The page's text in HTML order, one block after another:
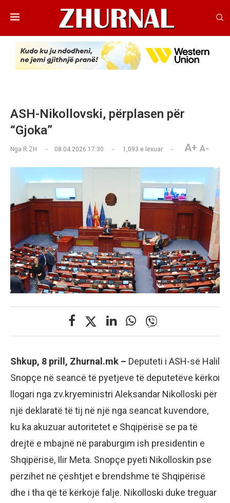
ASH-Nikollovski, përplasen për
“Gjoka”
Nga R.ZH 08.04.2026 17:30 1,093 e lexuar A+ A-
Shkup, 8 prill, Zhurnal.mk – Deputeti i ASH-së Halil
Snopçe në seancë të pyetjeve të deputetëve kërkoi
llogari nga zv.kryeministri Aleksandar Nikolloski për
një deklaratë të tij në një nga seancat kuvendore,
ku ka akuzuar autoritetet e Shqipërisë se pa të
drejtë e mbajnë në paraburgim ish presidentin e
Shqipërisë, Ilir Meta. Snopçe pyeti Nikolloskin pse
përzihet në çështjet e brendshme të Shqipërisë
dhe i tha që të kërkojë falje. Nikolloski duke treguar